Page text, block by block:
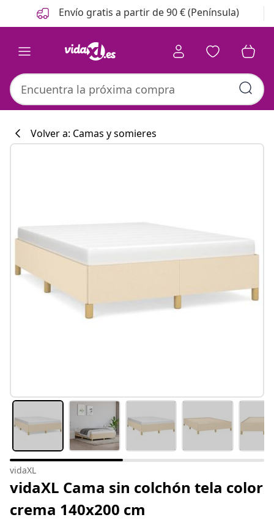
Anterior
Siguiente Envío gratis a partir de 90 € (Península)
Volver a: Camas y somieres
vidaXL
vidaXL Cama sin colchón tela color
crema 140x200 cm